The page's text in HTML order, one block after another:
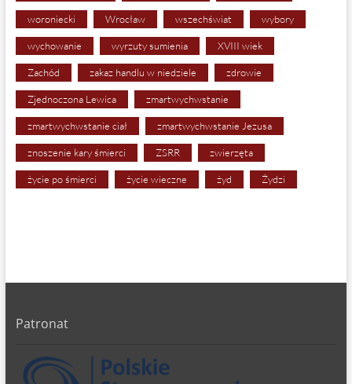
woroniecki Wrocław wszechświat wybory
wychowanie wyrzuty sumienia XVIII wiek
Zachód zakaz handlu w niedziele zdrowie
Zjednoczona Lewica zmartwychwstanie
zmartwychwstanie ciał zmartwychwstanie Jezusa
znoszenie kary śmierci ZSRR zwierzęta
życie po śmierci życie wieczne żyd Żydzi
Patronat